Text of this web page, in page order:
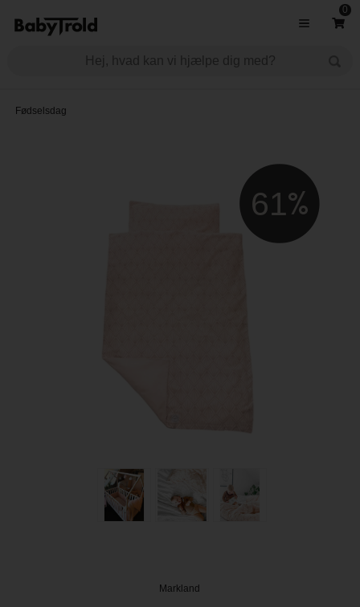
0
Fødselsdag
61
Markland